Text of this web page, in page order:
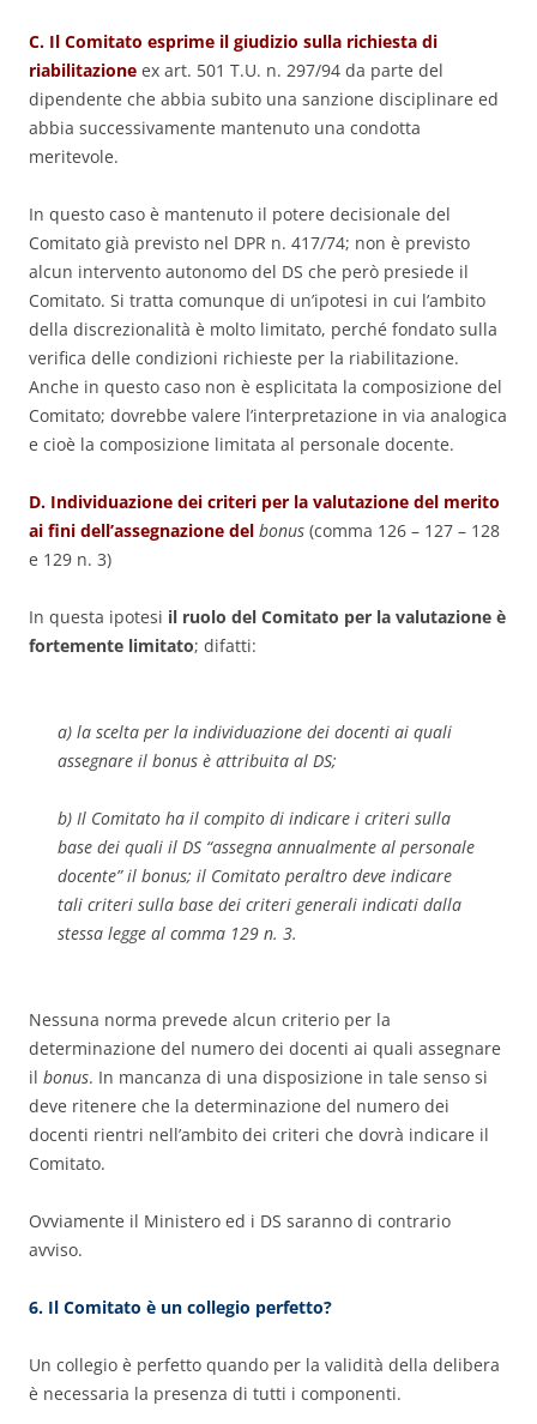
C. Il Comitato esprime il giudizio sulla richiesta di
riabilitazione ex art. 501 T.U. n. 297/94 da parte del
dipendente che abbia subito una sanzione disciplinare ed
abbia successivamente mantenuto una condotta
meritevole.
In questo caso è mantenuto il potere decisionale del
Comitato già previsto nel DPR n. 417/74; non è previsto
alcun intervento autonomo del DS che però presiede il
Comitato. Si tratta comunque di un’ipotesi in cui l’ambito
della discrezionalità è molto limitato, perché fondato sulla
verifica delle condizioni richieste per la riabilitazione.
Anche in questo caso non è esplicitata la composizione del
Comitato; dovrebbe valere l’interpretazione in via analogica
e cioè la composizione limitata al personale docente.
D. Individuazione dei criteri per la valutazione del merito
ai fini dell’assegnazione del bonus (comma 126 – 127 – 128
e 129 n. 3)
In questa ipotesi il ruolo del Comitato per la valutazione è
fortemente limitato; difatti:
a) la scelta per la individuazione dei docenti ai quali
assegnare il bonus è attribuita al DS;
b) Il Comitato ha il compito di indicare i criteri sulla
base dei quali il DS “assegna annualmente al personale
docente” il bonus; il Comitato peraltro deve indicare
tali criteri sulla base dei criteri generali indicati dalla
stessa legge al comma 129 n. 3.
Nessuna norma prevede alcun criterio per la
determinazione del numero dei docenti ai quali assegnare
il bonus. In mancanza di una disposizione in tale senso si
deve ritenere che la determinazione del numero dei
docenti rientri nell’ambito dei criteri che dovrà indicare il
Comitato.
Ovviamente il Ministero ed i DS saranno di contrario
avviso.
6. Il Comitato è un collegio perfetto?
Un collegio è perfetto quando per la validità della delibera
è necessaria la presenza di tutti i componenti.